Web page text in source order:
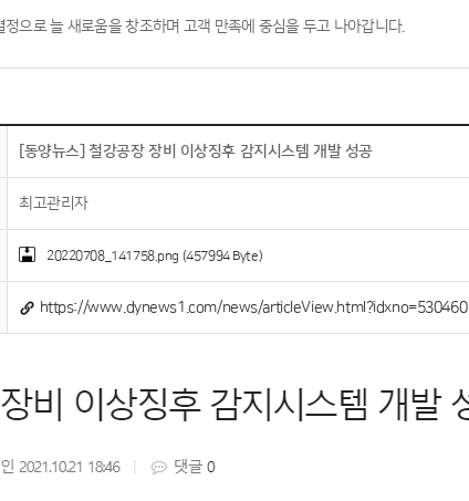
정으로 늘 새로움을 창조하며 고객 만족에 중심을 두고 나아갑니다.
[동양뉴스] 철강공장 장비 이상징후 감지시스템 개발 성공
최고관리자
20220708_141758.png (457994 Byte)
https://www.dynews1.com/news/articleView.html?idxno=530460